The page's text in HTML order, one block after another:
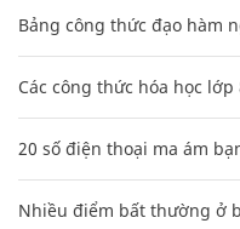
Bảng công thức đạo hàm
Các công thức hóa học
20 số điện thoại ma ám
Nhiều điểm bất thường ở